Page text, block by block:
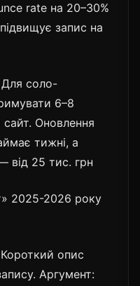
rate на 20–30%
запис на
Для соло-
6–8
сайт. Оновлення
тижні, а
від 25 тис. грн
2025-2026 року
Короткий опис
Аргумент: